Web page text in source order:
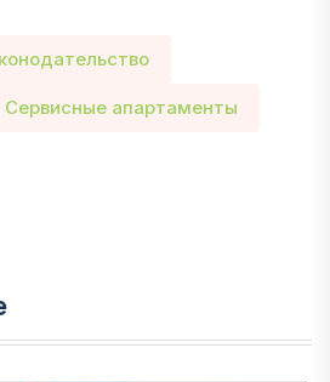
Сервисные апартаменты